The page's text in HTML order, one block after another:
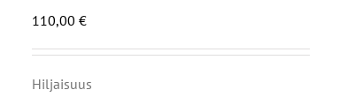
110,00 €
Hiljaisuus